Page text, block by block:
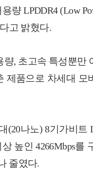
LPDDR4 (Low
고 밝혔다.
, 초고속 특성뿐만
제품으로 차세대 모
(20나노) 8기가비트
높인 4266Mbps를
줄였다.